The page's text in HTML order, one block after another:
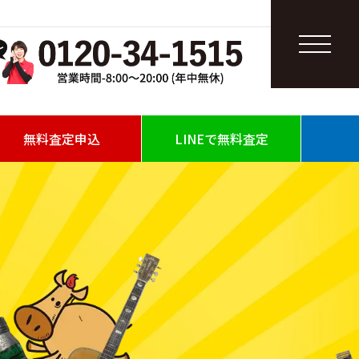
無料査定申込 LINEで無料査定